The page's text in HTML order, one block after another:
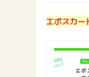
エポスカー